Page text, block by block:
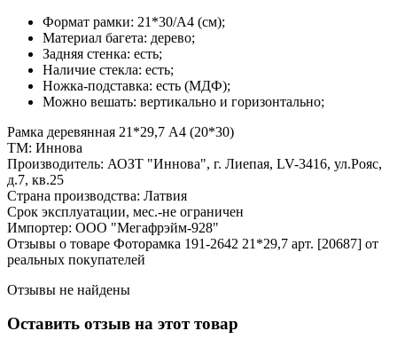
Формат рамки: 21*30/А4 (см);
Материал багета: дерево;
Задняя стенка: есть;
Наличие стекла: есть;
Ножка-подставка: есть (МДФ);
Можно вешать: вертикально и горизонтально;
Рамка деревянная 21*29,7 А4 (20*30)
ТМ: Иннова
Производитель: АОЗТ "Иннова", г. Лиепая, LV-3416, ул.Рояс,
д.7, кв.25
Страна производства: Латвия
Срок эксплуатации, мес.-не ограничен
Импортер: ООО "Мегафрэйм-928"
Отзывы о товаре Фоторамка 191-2642 21*29,7 арт. [20687] от
реальных покупателей
Отзывы не найдены
Оставить отзыв на этот товар